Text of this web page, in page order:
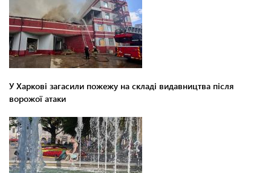
У Харкові загасили пожежу на складі видавництва після
ворожої атаки